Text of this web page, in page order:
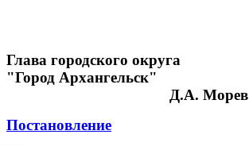
Глава городского округа
"Город Архангельск"
Д.А. Морев
Постановление